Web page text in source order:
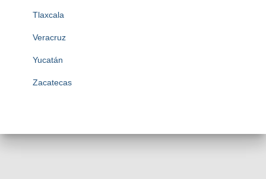
Tlaxcala
Veracruz
Yucatán
Zacatecas